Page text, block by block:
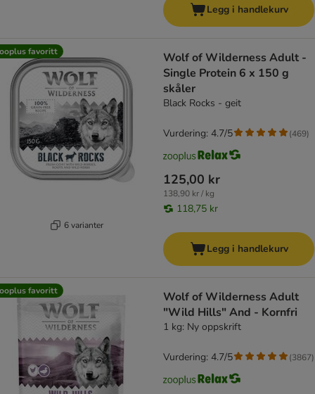
Legg i handlekurv
favoritt
6 varianter
Wolf of Wilderness Adult -
Single Protein 6 x 150 g
skåler
Black Rocks - geit
125,00 kr
138,90 kr / kg
118,75 kr
Vurdering: 4.7/5 (469)
Legg i handlekurv
favoritt
Wolf of Wilderness Adult
"Wild Hills" And - Kornfri
1 kg: Ny oppskrift
Vurdering: 4.7/5 (3867)